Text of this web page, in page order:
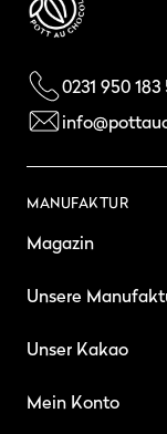
0231 950 183
MANUFAKTUR
Magazin
Unsere
Unser Kakao
Mein Konto